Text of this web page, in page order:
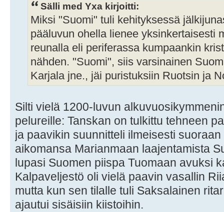
Sälli med Yxa kirjoitti:
Miksi "Suomi" tuli kehityksessä
pääluvun ohella lienee yksinkertaisesti
reunalla eli periferassa kumpaankin
nähden. "Suomi", siis varsinainen
Karjala jne., jäi puristuksiin Ruotsin ja
Silti vielä 1200-luvun
pelureille: Tanskan on tulkittu tehneen
ja paavikin suunnitteli ilmeisesti
aikomansa Marianmaan laajentamista
lupasi Suomen piispa Tuomaan avuksi
Kalpaveljestö oli vielä paavin vasallin
mutta kun sen tilalle tuli Saksalainen
ajautui sisäisiin kiistoihin.